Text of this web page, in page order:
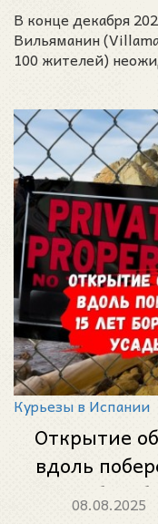
В конце декабря
Вильяманин
100 жителей)
Курьезы в Испании
Открытие
вдоль
лет
08.08.2025